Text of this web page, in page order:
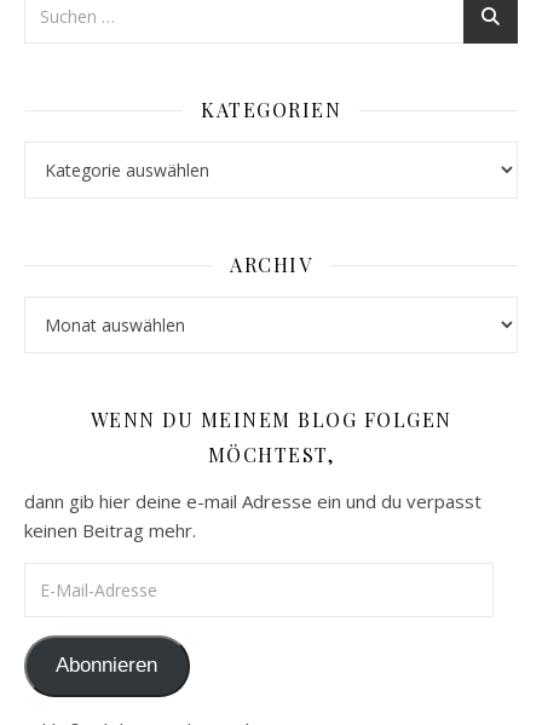
KATEGORIEN
ARCHIV
WENN DU MEINEM BLOG FOLGEN
MÖCHTEST,
dann gib hier deine e-mail Adresse ein und du verpasst
keinen Beitrag mehr.
Abonnieren